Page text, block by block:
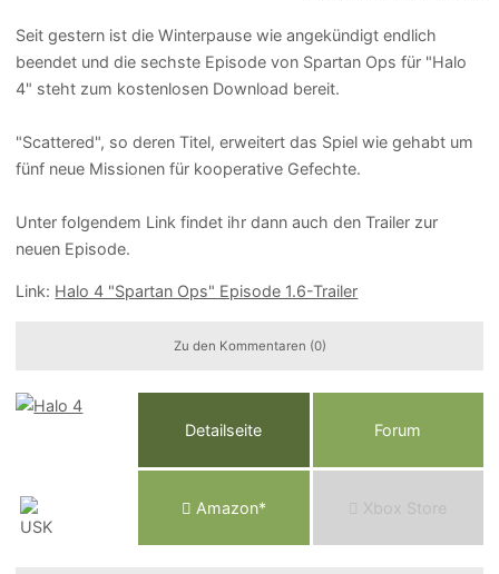
Seit gestern ist die Winterpause wie angekündigt endlich
beendet und die sechste Episode von Spartan Ops für "Halo
4" steht zum kostenlosen Download bereit.
"Scattered", so deren Titel, erweitert das Spiel wie gehabt um
fünf neue Missionen für kooperative Gefechte.
Unter folgendem Link findet ihr dann auch den Trailer zur
neuen Episode.
Link: Halo 4 "Spartan Ops" Episode 1.6-Trailer
Zu den Kommentaren (0)
Detailseite Forum
Amazon* Xbox Store